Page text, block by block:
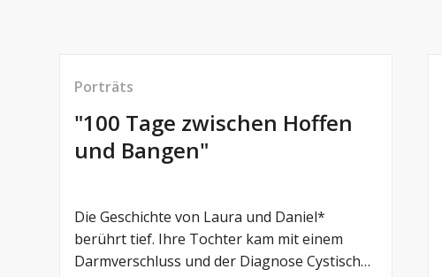
Porträts
"100 Tage zwischen Hoffen
und Bangen"
Die Geschichte von Laura und Daniel*
berührt tief. Ihre Tochter kam mit einem
Darmverschluss und der Diagnose Cystische